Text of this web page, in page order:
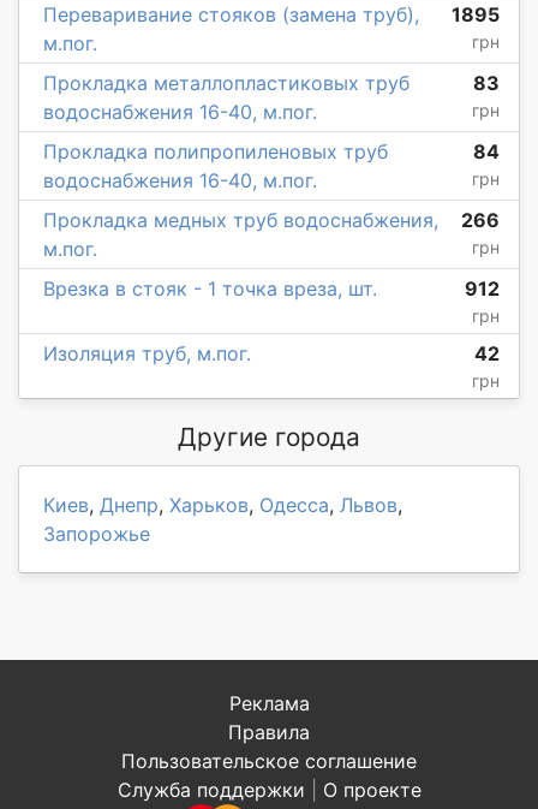
Переваривание стояков (замена труб),
м.пог.
1895
грн
Прокладка металлопластиковых труб
водоснабжения 16-40, м.пог.
83
грн
Прокладка полипропиленовых труб
водоснабжения 16-40, м.пог.
84
грн
Прокладка медных труб водоснабжения,
м.пог.
266
грн
Врезка в стояк - 1 точка вреза, шт. 912
грн
Изоляция труб, м.пог. 42
грн
Другие города
Киев, Днепр, Харьков, Одесса, Львов,
Запорожье
Реклама
Правила
Пользовательское соглашение
Служба поддержки
О проекте